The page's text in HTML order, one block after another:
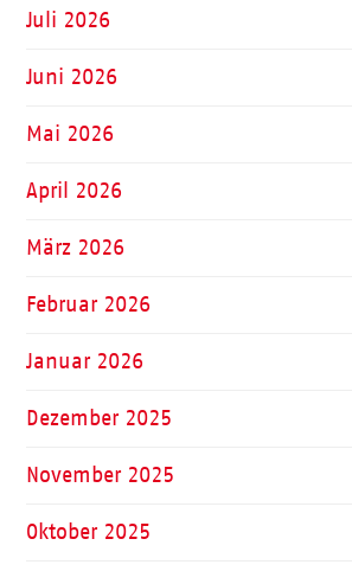
Juli 2026
Juni 2026
Mai 2026
April 2026
März 2026
Februar 2026
Januar 2026
Dezember 2025
November 2025
Oktober 2025